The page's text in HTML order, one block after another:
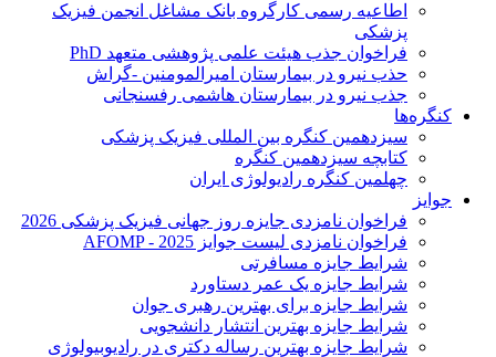
اطاعیه رسمی کارگروه بانک مشاغل انجمن فیزیک
پزشکی
فراخوان جذب هیئت علمی پژوهشی متعهد PhD
حذب نیرو در بیمارستان امیرالمومنین -گراش
جذب نیرو در بیمارستان هاشمی رفسنجانی
کنگره‌ها
سیزدهمین کنگره بین المللی فیزیک پزشکی
کتابچه سیزدهمین کنگره
چهلمین کنگره رادیولوژی ایران
جوایز
فراخوان نامزدی جایزه روز جهانی فیزیک پزشکی 2026
فراخوان نامزدی لیست جوایز AFOMP - 2025
شرایط جایزه مسافرتی
شرایط جایزه یک عمر دستاورد
شرایط جایزه برای بهترین رهبری جوان
شرایط جایزه بهترین انتشار دانشجویی
شرایط جایزه بهترین رساله دکتری در رادیوبیولوژی